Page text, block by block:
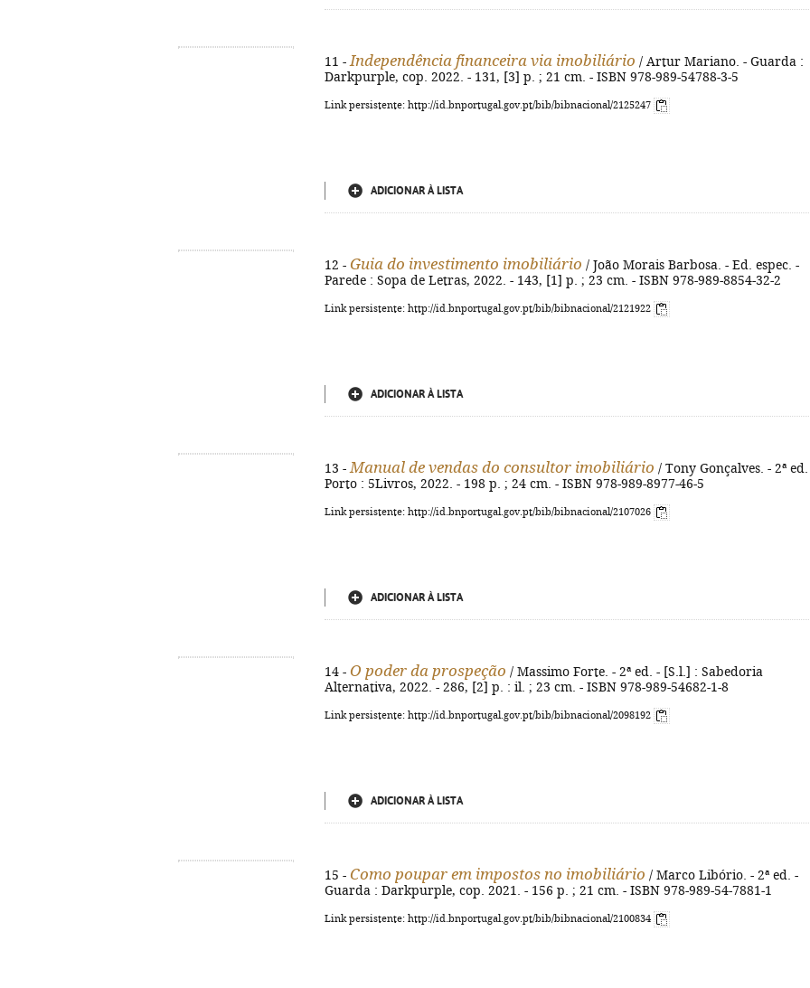
11 - Independência financeira via imobiliário / Artur Mariano. - Guarda :
Darkpurple, cop. 2022. - 131, [3] p. ; 21 cm. - ISBN 978-989-54788-3-5
Link persistente: http://id.bnportugal.gov.pt/bib/bibnacional/2125247
ADICIONAR À LISTA
12 - Guia do investimento imobiliário / João Morais Barbosa. - Ed. espec. -
Parede : Sopa de Letras, 2022. - 143, [1] p. ; 23 cm. - ISBN 978-989-8854-32-2
Link persistente: http://id.bnportugal.gov.pt/bib/bibnacional/2121922
ADICIONAR À LISTA
13 - Manual de vendas do consultor imobiliário / Tony Gonçalves. - 2ª ed.
Porto : 5Livros, 2022. - 198 p. ; 24 cm. - ISBN 978-989-8977-46-5
Link persistente: http://id.bnportugal.gov.pt/bib/bibnacional/2107026
ADICIONAR À LISTA
14 - O poder da prospeção / Massimo Forte. - 2ª ed. - [S.l.] : Sabedoria
Alternativa, 2022. - 286, [2] p. : il. ; 23 cm. - ISBN 978-989-54682-1-8
Link persistente: http://id.bnportugal.gov.pt/bib/bibnacional/2098192
ADICIONAR À LISTA
15 - Como poupar em impostos no imobiliário / Marco Libório. - 2ª ed. -
Guarda : Darkpurple, cop. 2021. - 156 p. ; 21 cm. - ISBN 978-989-54-7881-1
Link persistente: http://id.bnportugal.gov.pt/bib/bibnacional/2100834